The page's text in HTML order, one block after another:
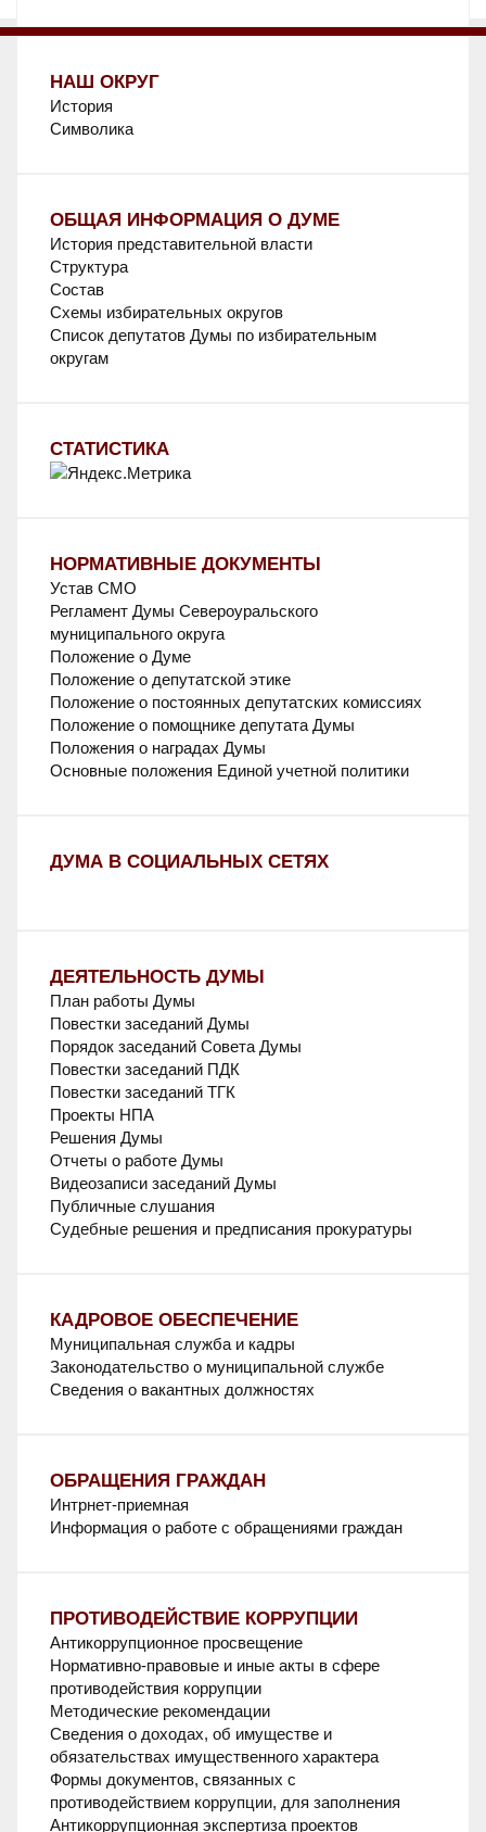
НАШ ОКРУГ
История
Символика
ОБЩАЯ ИНФОРМАЦИЯ О ДУМЕ
История представительной власти
Структура
Состав
Схемы избирательных округов
Список депутатов Думы по избирательным
округам
СТАТИСТИКА
НОРМАТИВНЫЕ ДОКУМЕНТЫ
Устав СМО
Регламент Думы Североуральского
муниципального округа
Положение о Думе
Положение о депутатской этике
Положение о постоянных депутатских комиссиях
Положение о помощнике депутата Думы
Положения о наградах Думы
Основные положения Единой учетной политики
ДУМА В СОЦИАЛЬНЫХ СЕТЯХ
ДЕЯТЕЛЬНОСТЬ ДУМЫ
План работы Думы
Повестки заседаний Думы
Порядок заседаний Совета Думы
Повестки заседаний ПДК
Повестки заседаний ТГК
Проекты НПА
Решения Думы
Отчеты о работе Думы
Видеозаписи заседаний Думы
Публичные слушания
Судебные решения и предписания прокуратуры
КАДРОВОЕ ОБЕСПЕЧЕНИЕ
Муниципальная служба и кадры
Законодательство о муниципальной службе
Сведения о вакантных должностях
ОБРАЩЕНИЯ ГРАЖДАН
Интрнет-приемная
Информация о работе с обращениями граждан
ПРОТИВОДЕЙСТВИЕ КОРРУПЦИИ
Антикоррупционное просвещение
Нормативно-правовые и иные акты в сфере
противодействия коррупции
Методические рекомендации
Сведения о доходах, об имуществе и
обязательствах имущественного характера
Формы документов, связанных с
противодействием коррупции, для заполнения
Антикоррупционная экспертиза проектов